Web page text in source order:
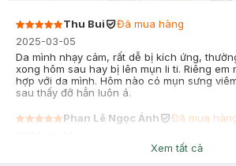
Thu Bui
Đã mua hàng
2025-03-05
Da mình nhạy cảm, rất dễ bị kích ứng,
xong hôm sau hay bị lên mụn li ti. Riêng em
hợp với da mình. Hôm nào có mụn sưng
sau thấy đỡ hẳn luôn á.
Phan Lê Ngọc Ánh
Đã mua
Đắp xong mặt căng bóng, da sáng thích lắm ạ
Xem tất cả